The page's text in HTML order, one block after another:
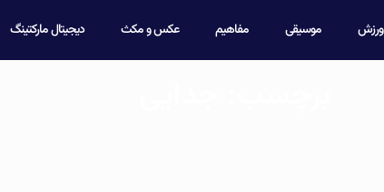
ورزش موسیقی مفاهیم عکس و مکث دیجیتال مارکتینگ